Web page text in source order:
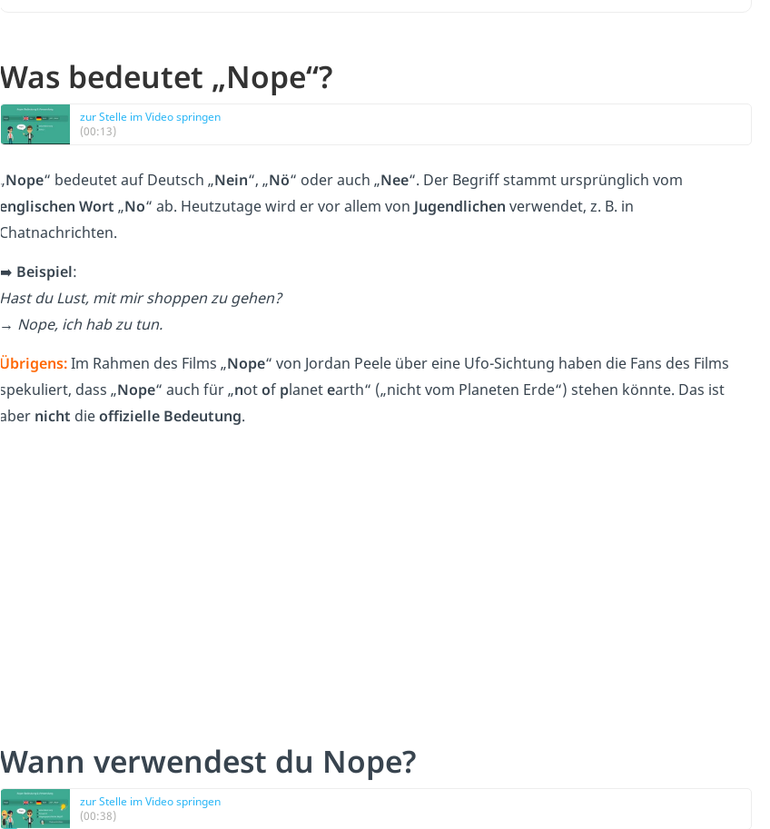
Was bedeutet „Nope“?
zur Stelle im Video springen
(00:13)
„Nope“ bedeutet auf Deutsch „Nein“, „Nö“ oder auch „Nee“. Der Begriff stammt ursprünglich vom
englischen Wort „No“ ab. Heutzutage wird er vor allem von Jugendlichen verwendet, z. B. in
Chatnachrichten.
➡️ Beispiel:
Hast du Lust, mit mir shoppen zu gehen?
→ Nope, ich hab zu tun.
Übrigens:Im Rahmen des Films „Nope“ von Jordan Peele über eine Ufo-Sichtung haben die Fans des Films
spekuliert, dass „Nope“ auch für „notof planetearth“ („nicht vom Planeten Erde“) stehen könnte. Das ist
aber nicht dieoffizielle Bedeutung.
Wann verwendest du Nope?
zur Stelle im Video springen
(00:38)